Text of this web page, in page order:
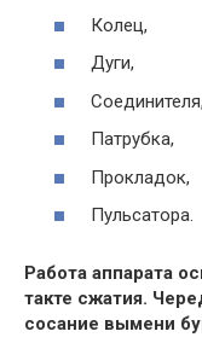
Колец,
Дуги,
Соединителя,
Патрубка,
Прокладок,
Пульсатора.
Работа аппарата
такте сжатия.
сосание вымени